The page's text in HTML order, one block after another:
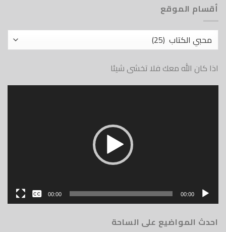
أقسام الموقع
الموقع
اذا كان الله معك فلا تخشى شيئا
00:00
00:00
بدون
English
احدث المواضيع على الساحة